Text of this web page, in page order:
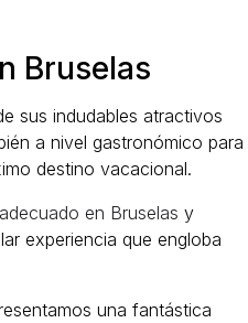
Bruselas
sus indudables atractivos
a nivel gastronómico para
destino vacacional.
en Bruselas y
experiencia que engloba
una fantástica